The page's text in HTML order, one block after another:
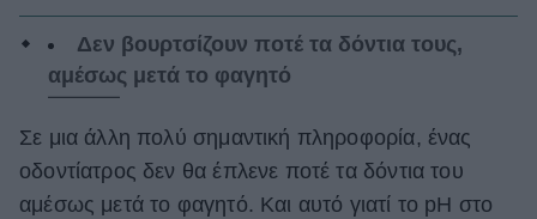
Δεν βουρτσίζουν ποτέ τα δόντια τους,
αμέσως μετά το φαγητό
Σε μια άλλη πολύ σημαντική πληροφορία, ένας
οδοντίατρος δεν θα έπλενε ποτέ τα δόντια του
αμέσως μετά το φαγητό. Και αυτό γιατί το pH στο